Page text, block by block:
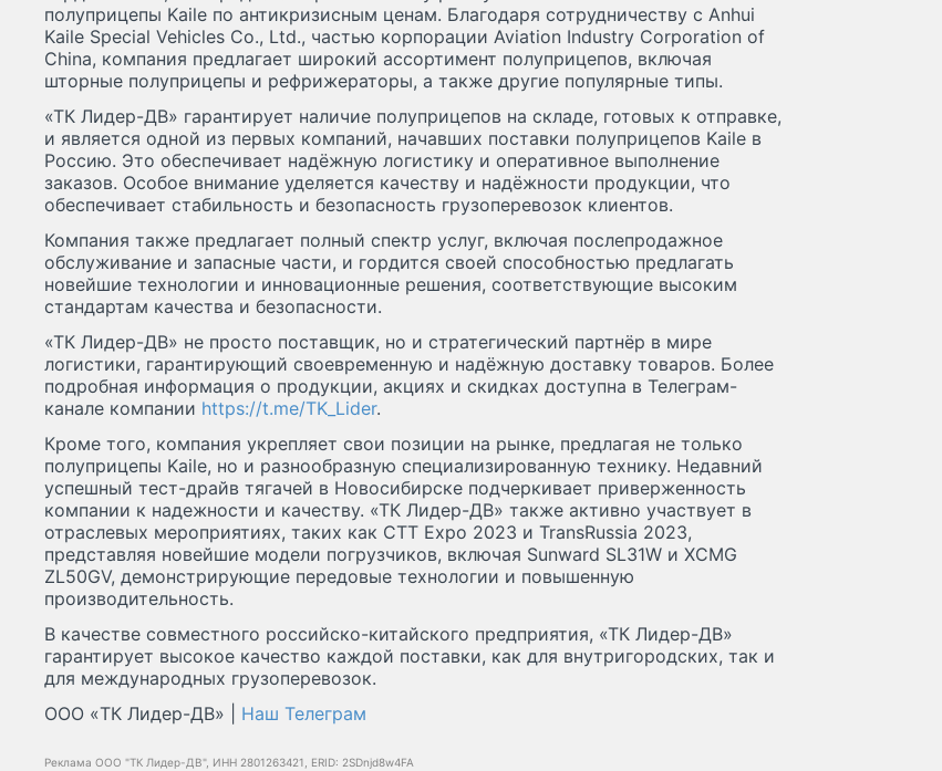
полуприцепы Kaile по антикризисным ценам. Благодаря сотрудничеству с Anhui
Kaile Special Vehicles Co., Ltd., частью корпорации Aviation Industry Corporation of
China, компания предлагает широкий ассортимент полуприцепов, включая
шторные полуприцепы и рефрижераторы, а также другие популярные типы.
«ТК Лидер-ДВ» гарантирует наличие полуприцепов на складе, готовых к отправке,
и является одной из первых компаний, начавших поставки полуприцепов Kaile в
Россию. Это обеспечивает надёжную логистику и оперативное выполнение
заказов. Особое внимание уделяется качеству и надёжности продукции, что
обеспечивает стабильность и безопасность грузоперевозок клиентов.
Компания также предлагает полный спектр услуг, включая послепродажное
обслуживание и запасные части, и гордится своей способностью предлагать
новейшие технологии и инновационные решения, соответствующие высоким
стандартам качества и безопасности.
«ТК Лидер-ДВ» не просто поставщик, но и стратегический партнёр в мире
логистики, гарантирующий своевременную и надёжную доставку товаров. Более
подробная информация о продукции, акциях и скидках доступна в Телеграм-
канале компании https://t.me/TK_Lider.
Кроме того, компания укрепляет свои позиции на рынке, предлагая не только
полуприцепы Kaile, но и разнообразную специализированную технику. Недавний
успешный тест-драйв тягачей в Новосибирске подчеркивает приверженность
компании к надежности и качеству. «ТК Лидер-ДВ» также активно участвует в
отраслевых мероприятиях, таких как СТТ Expo 2023 и TransRussia 2023,
представляя новейшие модели погрузчиков, включая Sunward SL31W и XCMG
ZL50GV, демонстрирующие передовые технологии и повышенную
производительность.
В качестве совместного российско-китайского предприятия, «ТК Лидер-ДВ»
гарантирует высокое качество каждой поставки, как для внутригородских, так и
для международных грузоперевозок.
ООO «ТК Лидер-ДВ» | Наш Телеграм
Реклама ООО "ТК Лидер-ДВ", ИНН 2801263421, ERID: 2SDnjd8w4FA